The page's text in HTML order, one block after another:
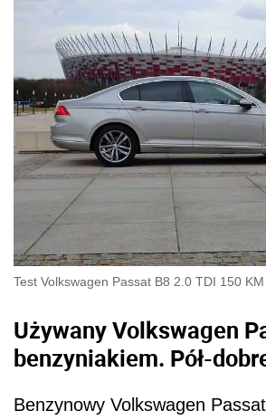
Test Volkswagen Passat B8 2.0 TDI 150 KM
Używany Volkswagen
benzyniakiem. Pół-
Benzynowy Volkswagen